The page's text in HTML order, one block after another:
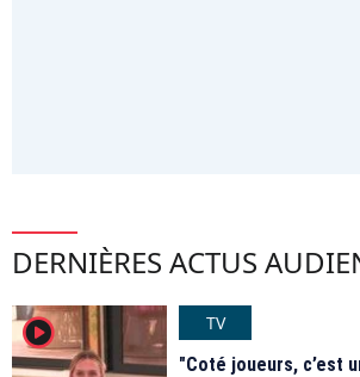
DERNIÈRES ACTUS
player2
TV
"Coté joueurs, c’est